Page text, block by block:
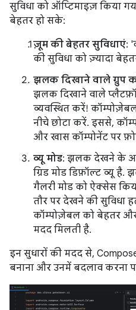
सुविधा को ऑप्टिमाइज़ किया
बेहतर हो सके:
ज़ूम की बेहतर सुविधाएं:
की सुविधा को ज़्यादा
झलक दिखाने वाले ग्रुप
झलक दिखाने वाले
व्यवस्थित करें!
नीचे छोटा करें. इससे,
और खास कॉम्पोनेंट पर
व्यू मोड: झलक देखने के
ग्रिड मोड डिफ़ॉल्ट व्यू
गैलरी मोड को ऐक्सेस
तौर पर देखने की सुविधा
कॉम्पोज़ेबल को बेहतर
मदद मिलती है.
इन सुधारों की मदद से,
बनाना और उनमें बदलाव करना